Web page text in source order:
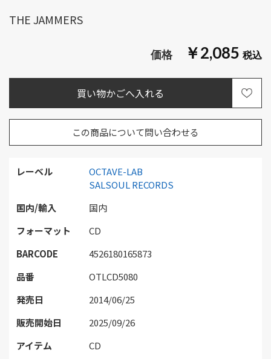
￥2,085
レーベル
OCTAVE-LAB
SALSOUL RECORDS
国内/輸入
国内
フォーマット
CD
BARCODE
4526180165873
品番
OTLCD5080
発売日
2014/06/25
販売開始日
2025/09/26
アイテム
CD
この商品について問い合わせる
THE JAMMERS